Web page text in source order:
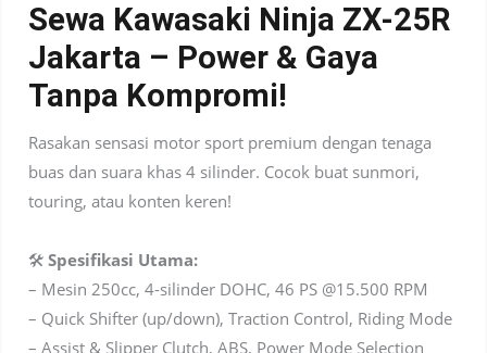
Sewa Kawasaki Ninja ZX-25R
Jakarta – Power & Gaya
Tanpa Kompromi!
Rasakan sensasi motor sport premium dengan tenaga
buas dan suara khas 4 silinder. Cocok buat sunmori,
touring, atau konten keren!
🛠️Spesifikasi Utama:
– Mesin 250cc, 4-silinder DOHC, 46 PS @15.500 RPM
– Quick Shifter (up/down), Traction Control, Riding Mode
– Assist & Slipper Clutch, ABS, Power Mode Selection